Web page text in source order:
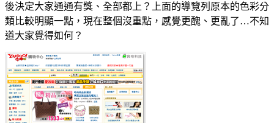
後決定大家通通有獎、全部都上？上面的導覽列原本的色彩分
類比較明顯一點，現在整個沒重點，感覺更醜、更亂了…不知
道大家覺得如何？